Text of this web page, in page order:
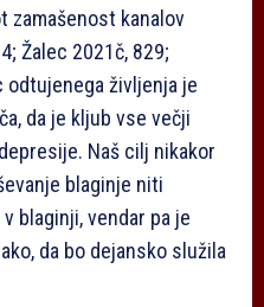
zamašenost kanalov
Žalec 2021č, 829;
odtujenega življenja je
da je kljub vse večji
Naš cilj nikakor
blaginje niti
blaginji, vendar pa je
da bo dejansko služila